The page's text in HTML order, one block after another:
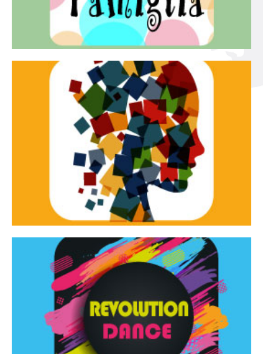
Teatro in famiglia
Tracce dinamiche
Tracce Dinamiche è una rassegna di teatro
d’innovazione e sperimentale.
Continua
Revolution Dance
Rassegna di danza contemporanea – I Edizione